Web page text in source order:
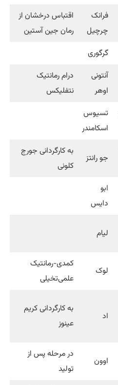
فرانک
چرچیل
اقتباس درخشان از
رمان جین آستین
گرگوری
آنتونی
اوهر
درام رمانتیک
نتفلیکس
تسیوس
اسکامندر
جو رانتز
به کارگردانی جورج
کلونی
ابو
دایس
لیام
لوک
کمدی-رمانتیک
علمی‌تخیلی
اد
به کارگردانی کریم
عینوز
اوون
در مرحله پس از
تولید